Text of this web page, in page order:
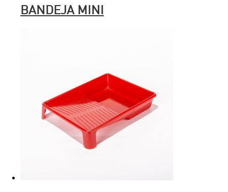
BANDEJA MINI